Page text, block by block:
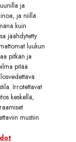
ja
ja niillä
kuin
jäähdytetty
luukun
pitkän ja
pitää
Irrotettavat
keskellä,
mustiin